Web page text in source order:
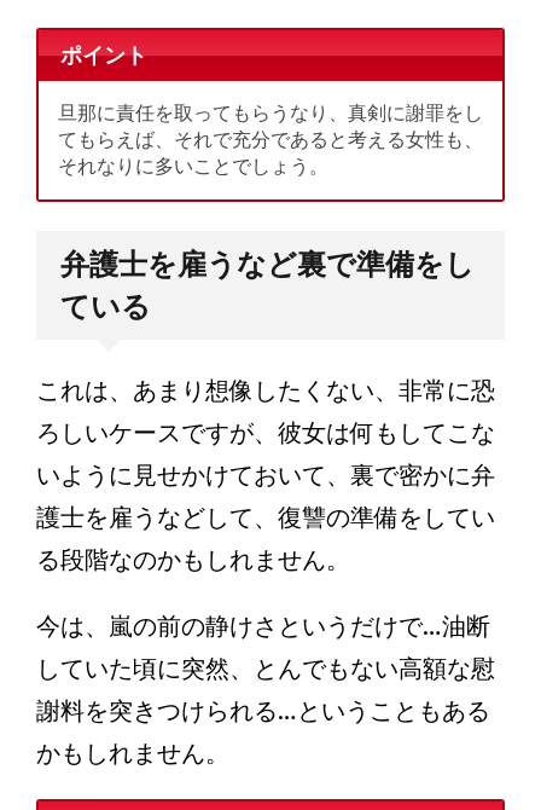
ポイント
旦那に責任を取ってもらうなり、真剣に謝罪をし
てもらえば、それで充分であると考える女性も、
それなりに多いことでしょう。
弁護士を雇うなど裏で準備をし
ている
これは、あまり想像したくない、非常に恐
ろしいケースですが、彼女は何もしてこな
いように見せかけておいて、裏で密かに弁
護士を雇うなどして、復讐の準備をしてい
る段階なのかもしれません。
今は、嵐の前の静けさというだけで…油断
していた頃に突然、とんでもない高額な慰
謝料を突きつけられる…ということもある
かもしれません。